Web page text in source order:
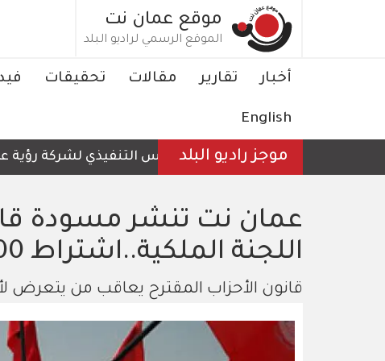
موقع عمان نت
الموقع الرسمي لراديو البلد
Main
أخبار تقارير مقالات تحقيقات
English
موجز راديو البلدالرئيس التنفيذي لشركة رؤية عمّان
عمان نت تنشر مسودة
اللجنة الملكية..اشتراط 1000 شخص عند التأسيس
قانون الأحزاب المقترح يعاقب من يتعرض